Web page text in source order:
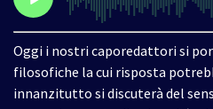
Oggi i nostri caporedattori si
filosofiche la cui risposta
innanzitutto si discuterà del